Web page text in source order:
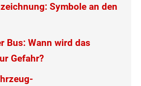
Symbole an den
Bus: Wann wird das
Gefahr?